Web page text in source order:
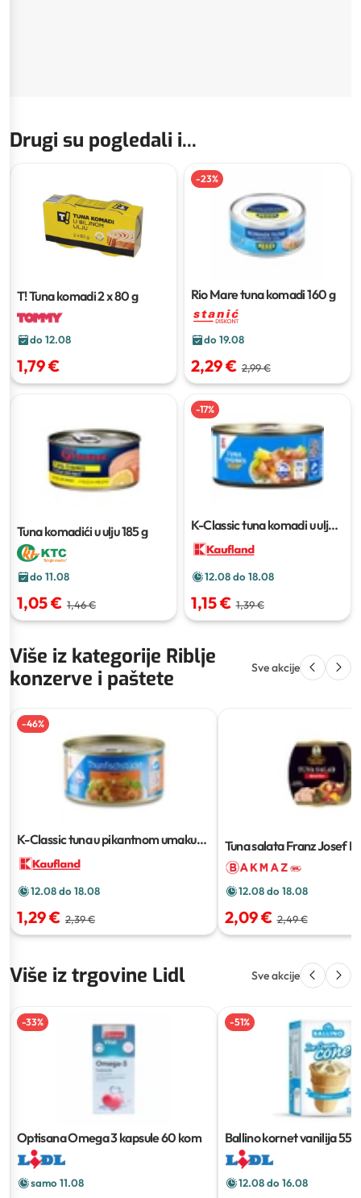
Drugi su pogledali i...
T! Tuna komadi2 x 80 g
do 12.08
1,79 €
-23%
Rio Mare tuna komadi160 g
do 19.08
2,29 € 2,99 €
Tuna komadići u ulju185 g
do 11.08
1,05 € 1,46 €
-17%
K-Classic tuna komadi u ulju
185 g
12.08 do 18.08
1,15 € 1,39 €
Više iz kategorije Riblje
konzerve i paštete
Sve akcije
-46%
K-Classic tuna u pikantnom umaku
185 g
12.08 do 18.08
1,29 € 2,39 €
Tuna salata Franz Josef
fusilli 160 g
12.08 do 18.08
2,09 € 2,49 €
Više iz trgovine Lidl Sve akcije
-33%
Optisana Omega 3 kapsule60 kom
samo 11.08
-51%
Ballino kornet vanilija55 g
12.08 do 16.08